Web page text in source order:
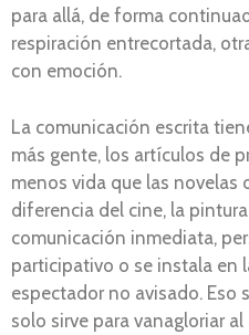
para allá, de forma
respiración entrecortada,
con emoción.
La comunicación escrita
más gente, los artículos de
menos vida que las novelas
diferencia del cine, la
comunicación inmediata,
participativo o se instala en
espectador no avisado. Eso
solo sirve para vanagloriar